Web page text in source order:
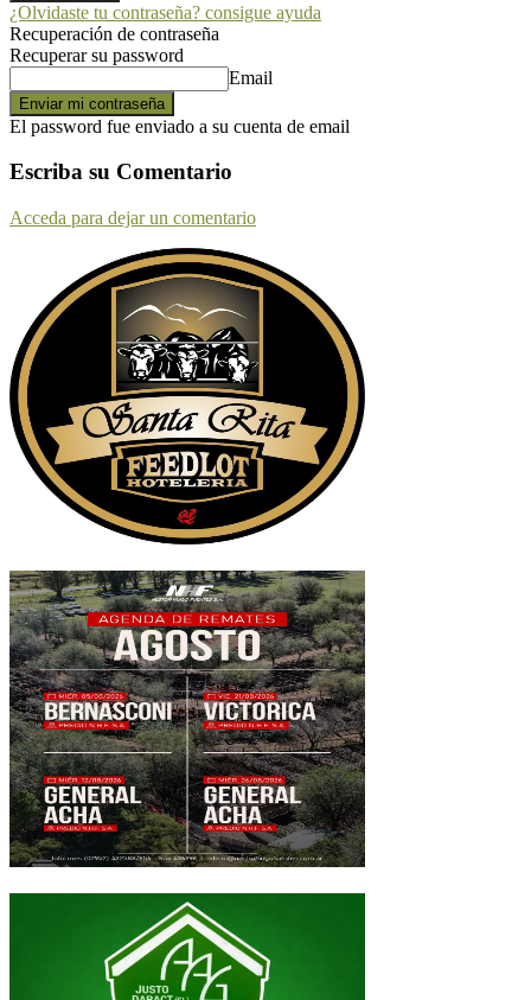
¿Olvidaste tu contraseña? consigue ayuda
Recuperación de contraseña
Recuperar su password
Email
El password fue enviado a su cuenta de email
Escriba su Comentario
Acceda para dejar un comentario